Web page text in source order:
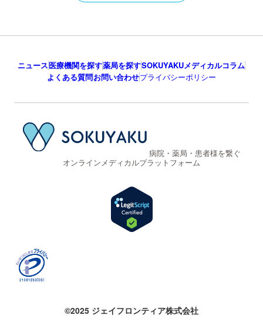
ニュース医療機関を探す薬局を探すSOKUYAKUメディカルコラム
よくある質問お問い合わせプライバシーポリシー
病院・薬局・患者様を繋ぐ
オンラインメディカルプラットフォーム
©2025 ジェイフロンティア株式会社